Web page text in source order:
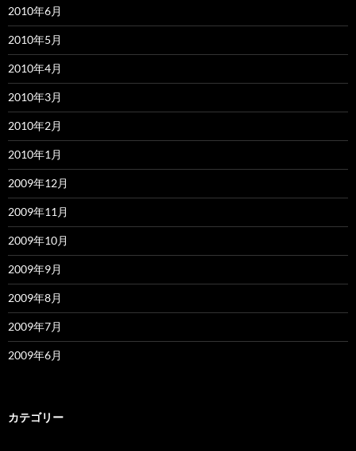
2010年6月
2010年5月
2010年4月
2010年3月
2010年2月
2010年1月
2009年12月
2009年11月
2009年10月
2009年9月
2009年8月
2009年7月
2009年6月
カテゴリー